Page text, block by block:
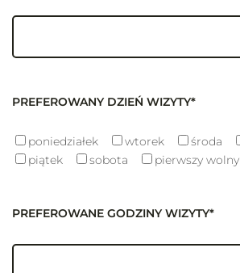
PREFEROWANY DZIEŃ WIZYTY*
poniedziałek wtorek środa
piątek
sobota pierwszy wolny
PREFEROWANE GODZINY WIZYTY*